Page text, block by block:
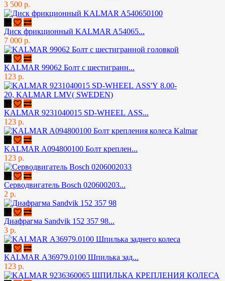
3 500 р.
Диск фрикционный KALMAR A54065...
7 000 р.
KALMAR 99062 Болт с шестигранн...
123 р.
KALMAR 9231040015 SD-WHEEL ASS...
123 р.
KALMAR A094800100 Болт креплен...
123 р.
Серводвигатель Bosch 020600203...
2 р.
Диафрагма Sandvik 152 357 98...
3 р.
KALMAR А36979.0100 Шпилька зад...
123 р.